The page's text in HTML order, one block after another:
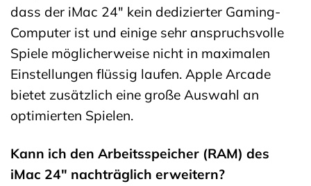
dass der iMac 24″ kein dedizierter Gaming-
Computer ist und einige sehr anspruchsvolle
Spiele möglicherweise nicht in maximalen
Einstellungen flüssig laufen. Apple Arcade
bietet zusätzlich eine große Auswahl an
optimierten Spielen.
Kann ich den Arbeitsspeicher (RAM) des
iMac 24″ nachträglich erweitern?